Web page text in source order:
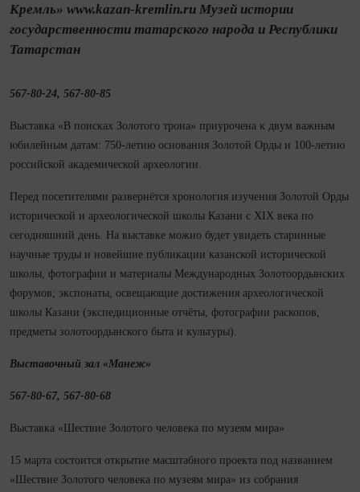
Кремль» www.kazan-kremlin.ru Музей истории
государственности татарского народа и Республики
Татарстан
567-80-24, 567-80-85
Выставка «В поисках Золотого трона» приурочена к двум важным
юбилейным датам: 750-летию основания Золотой Орды и 100-летию
российской академической археологии.
Перед посетителями развернётся хронология изучения Золотой Орды
исторической и археологической школы Казани с XIX века по
сегодняшний день. На выставке можно будет увидеть старинные
научные труды и новейшие публикации казанской исторической
школы, фотографии и материалы Международных Золотоордынских
форумов; экспонаты, освещающие достижения археологической
школы Казани (экспедиционные отчёты, фотографии раскопов,
предметы золотоордынского быта и культуры).
Выставочный зал «Манеж»
567-80-67, 567-80-68
Выставка «Шествие Золотого человека по музеям мира»
15 марта состоится открытие масштабного проекта под названием
«Шествие Золотого человека по музеям мира» из собрания